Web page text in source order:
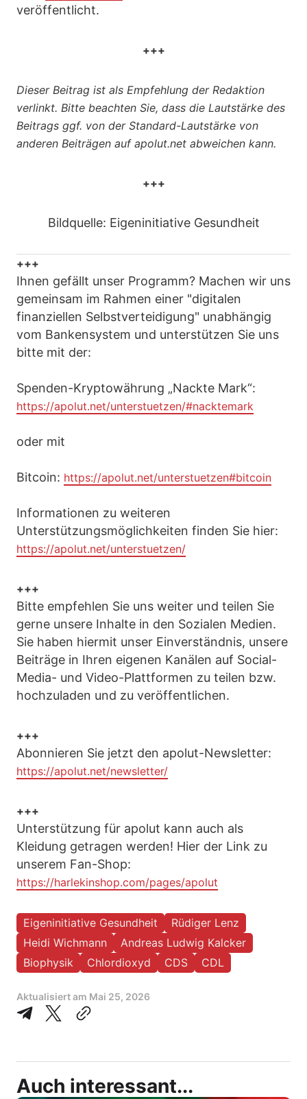
veröffentlicht.
+++
Dieser Beitrag ist als Empfehlung der Redaktion
verlinkt. Bitte beachten Sie, dass die Lautstärke des
Beitrags ggf. von der Standard-Lautstärke von
anderen Beiträgen auf apolut.net abweichen kann.
+++
Bildquelle: Eigeninitiative Gesundheit
+++
Ihnen gefällt unser Programm? Machen wir uns
gemeinsam im Rahmen einer "digitalen
finanziellen Selbstverteidigung" unabhängig
vom Bankensystem und unterstützen Sie uns
bitte mit der:
Spenden-Kryptowährung „Nackte Mark“:
https://apolut.net/unterstuetzen/#nacktemark
oder mit
Bitcoin: https://apolut.net/unterstuetzen#bitcoin
Informationen zu weiteren
Unterstützungsmöglichkeiten finden Sie hier:
https://apolut.net/unterstuetzen/
+++
Bitte empfehlen Sie uns weiter und teilen Sie
gerne unsere Inhalte in den Sozialen Medien.
Sie haben hiermit unser Einverständnis, unsere
Beiträge in Ihren eigenen Kanälen auf Social-
Media- und Video-Plattformen zu teilen bzw.
hochzuladen und zu veröffentlichen.
+++
Abonnieren Sie jetzt den apolut-Newsletter:
https://apolut.net/newsletter/
+++
Unterstützung für apolut kann auch als
Kleidung getragen werden! Hier der Link zu
unserem Fan-Shop:
https://harlekinshop.com/pages/apolut
Eigeninitiative Gesundheit
Rüdiger Lenz
Heidi Wichmann
Andreas Ludwig Kalcker
Biophysik
Chlordioxyd CDS CDL
Aktualisiert am Mai 25, 2026
Auch interessant...